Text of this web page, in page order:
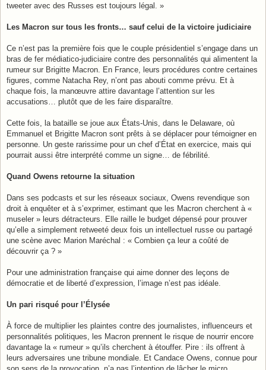
tweeter avec des Russes est toujours légal. »
Les Macron sur tous les fronts… sauf celui de la victoire judiciaire
Ce n’est pas la première fois que le couple présidentiel s’engage dans un
bras de fer médiatico-judiciaire contre des personnalités qui alimentent la
rumeur sur Brigitte Macron. En France, leurs procédures contre certaines
figures, comme Natacha Rey, n’ont pas abouti comme prévu. Et à
chaque fois, la manœuvre attire davantage l’attention sur les
accusations… plutôt que de les faire disparaître.
Cette fois, la bataille se joue aux États-Unis, dans le Delaware, où
Emmanuel et Brigitte Macron sont prêts à se déplacer pour témoigner en
personne. Un geste rarissime pour un chef d’État en exercice, mais qui
pourrait aussi être interprété comme un signe… de fébrilité.
Quand Owens retourne la situation
Dans ses podcasts et sur les réseaux sociaux, Owens revendique son
droit à enquêter et à s’exprimer, estimant que les Macron cherchent à «
museler » leurs détracteurs. Elle raille le budget dépensé pour prouver
qu’elle a simplement retweeté deux fois un intellectuel russe ou partagé
une scène avec Marion Maréchal : « Combien ça leur a coûté de
découvrir ça ? »
Pour une administration française qui aime donner des leçons de
démocratie et de liberté d’expression, l’image n’est pas idéale.
Un pari risqué pour l’Élysée
À force de multiplier les plaintes contre des journalistes, influenceurs et
personnalités politiques, les Macron prennent le risque de nourrir encore
davantage la « rumeur » qu’ils cherchent à étouffer. Pire : ils offrent à
leurs adversaires une tribune mondiale. Et Candace Owens, connue pour